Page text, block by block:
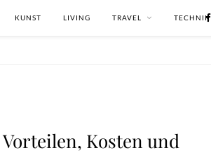
KUNST LIVING TRAVEL TECHNIK
Kosten und